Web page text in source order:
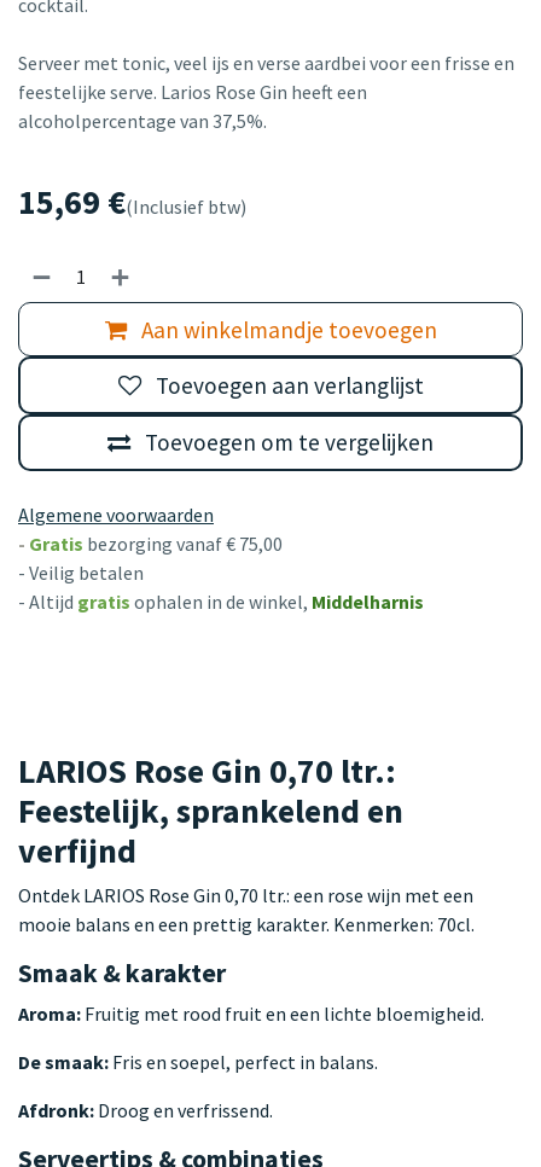
cocktail.
Serveer met tonic, veel ijs en verse aardbei voor een frisse en
feestelijke serve. Larios Rose Gin heeft een
alcoholpercentage van 37,5%.
15,69 €(Inclusief btw)
Aan winkelmandje toevoegen
Toevoegen om te vergelijken
Toevoegen aan verlanglijst
Algemene voorwaarden
- Gratis bezorging vanaf € 75,00
- Veilig betalen
- Altijd gratis ophalen in de winkel, Middelharnis
LARIOS Rose Gin 0,70 ltr.:
Feestelijk, sprankelend en
verfijnd
Ontdek LARIOS Rose Gin 0,70 ltr.: een rose wijn met een
mooie balans en een prettig karakter. Kenmerken: 70cl.
Smaak & karakter
Aroma: Fruitig met rood fruit en een lichte bloemigheid.
De smaak: Fris en soepel, perfect in balans.
Afdronk: Droog en verfrissend.
Serveertips & combinaties